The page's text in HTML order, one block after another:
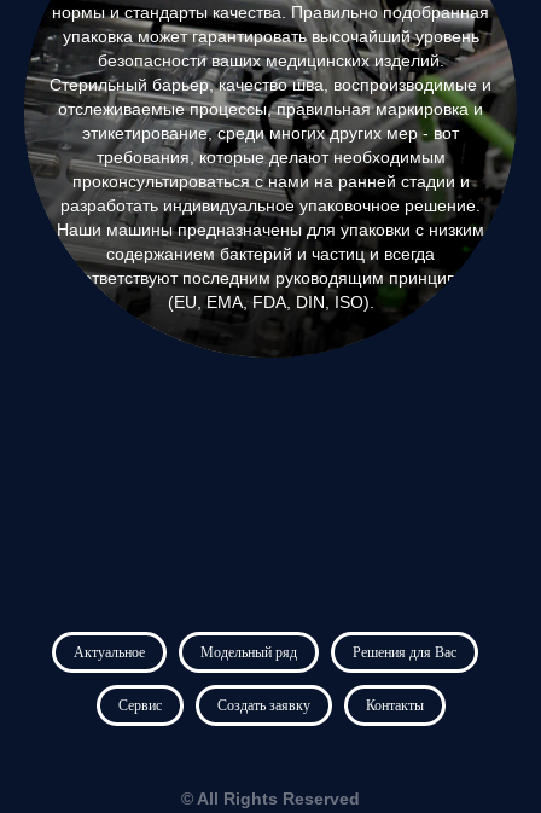
нормы и стандарты качества. Правильно подобранная
упаковка может гарантировать высочайший уровень
безопасности ваших медицинских изделий.
Стерильный барьер, качество шва, воспроизводимые и
отслеживаемые процессы, правильная маркировка и
этикетирование, среди многих других мер - вот
требования, которые делают необходимым
проконсультироваться с нами на ранней стадии и
разработать индивидуальное упаковочное решение.
Наши машины предназначены для упаковки с низким
содержанием бактерий и частиц и всегда
соответствуют последним руководящим принципам
(EU, EMA, FDA, DIN, ISO).
Актуальное Модельный ряд Решения для Вас
Сервис Создать заявку Контакты
© All Rights Reserved